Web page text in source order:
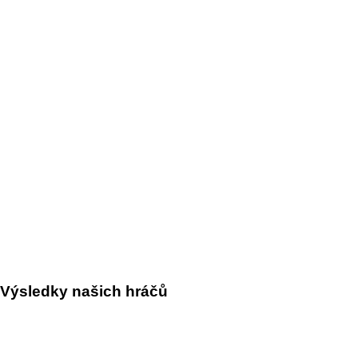
Výsledky našich hráčů